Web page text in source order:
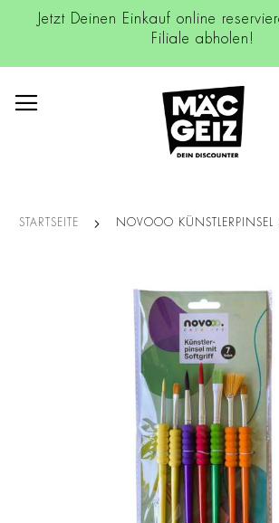
Jetzt Deinen Einkauf online
Filiale abholen!
STARTSEITE NOVOOO KÜNSTLERPINSEL